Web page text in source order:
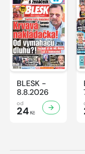
BLESK -
8.8.2026
od
24Kč